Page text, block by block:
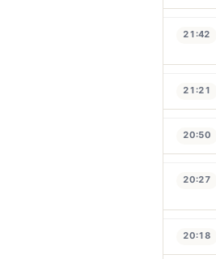
21:42
21:21
20:50
20:27
20:18